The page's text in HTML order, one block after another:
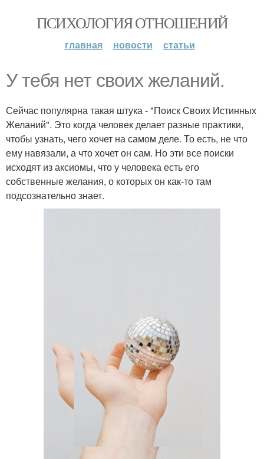
ПСИХОЛОГИЯ ОТНОШЕНИЙ
главная новости статьи
У тебя нет своих желаний.
Сейчас популярна такая штука - "Поиск Своих Истинных
Желаний". Это когда человек делает разные практики,
чтобы узнать, чего хочет на самом деле. То есть, не что
ему навязали, а что хочет он сам. Но эти все поиски
исходят из аксиомы, что у человека есть его
собственные желания, о которых он как-то там
подсознательно знает.